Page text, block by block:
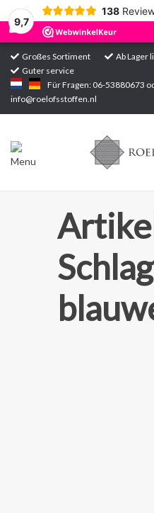
9,7
138
Großes Sortiment Ab Lager
Guter service
Für Fragen: 06-53880673
info@roelofsstoffen.nl
Startseite
Sortiment